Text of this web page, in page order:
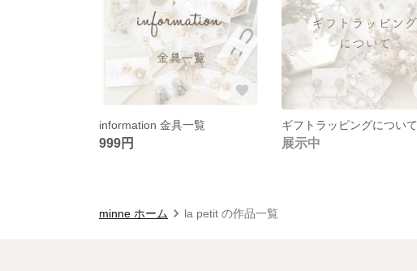
information 金具一覧
999円
ギフトラッピングについて
展示中
minne ホーム la petit の作品一覧